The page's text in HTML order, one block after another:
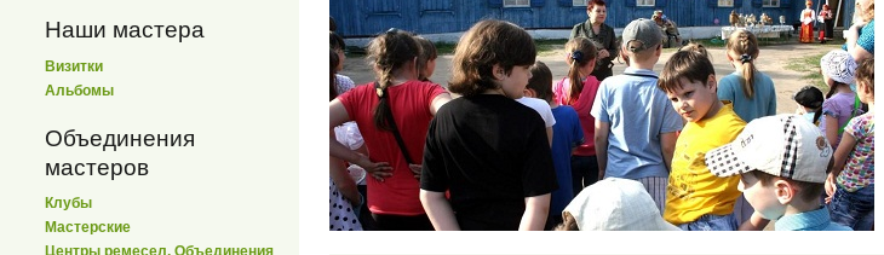
Наши мастера
Визитки
Альбомы
Объединения
мастеров
Клубы
Мастерские
Центры ремесел, Объединения